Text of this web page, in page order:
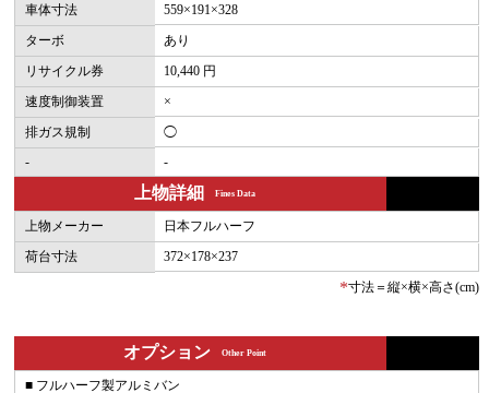
車体寸法
559×191×328
ターボ
あり
リサイクル券
10,440 円
速度制御装置
×
排ガス規制
◯
-
-
上物詳細 Fines Data
上物メーカー
日本フルハーフ
荷台寸法
372×178×237
*寸法＝縦×横×高さ(cm)
オプション Other Point
■ フルハーフ製アルミバン